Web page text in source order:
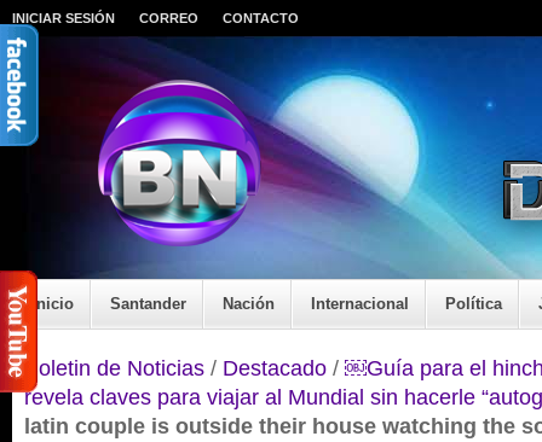
INICIAR SESIÓN CORREO CONTACTO
Inicio Santander Nación Internacional Política
Boletin de Noticias / Destacado / ￼Guía para el
revela claves para viajar al Mundial sin hacerle
latin couple is outside their house watching the